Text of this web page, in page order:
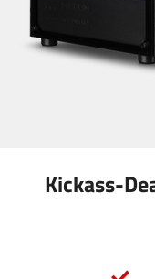
Kickass-